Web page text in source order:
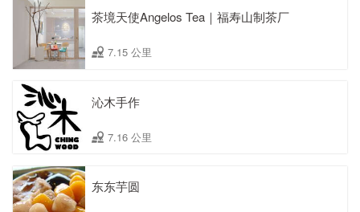
茶境天使Angelos Tea｜福寿山制茶厂
7.15 公里
沁木手作
7.16 公里
东东芋圆